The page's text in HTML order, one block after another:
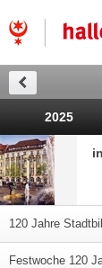
2025
120 Jahre
Festwoche 120